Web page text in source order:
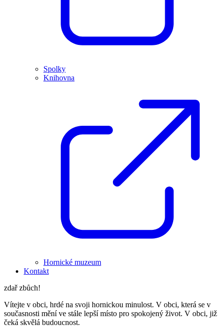
Spolky
Knihovna
Hornické muzeum
Kontakt
zdař zbůch!
Vítejte v obci, hrdé na svoji hornickou minulost. V obci, která se v
současnosti mění ve stále lepší místo pro spokojený život. V obci, již
čeká skvělá budoucnost.